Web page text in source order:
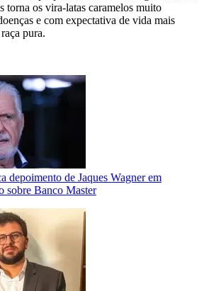
torna os vira-latas caramelos muito
e com expectativa de vida mais
pura.
depoimento de Jaques Wagner em
sobre Banco Master